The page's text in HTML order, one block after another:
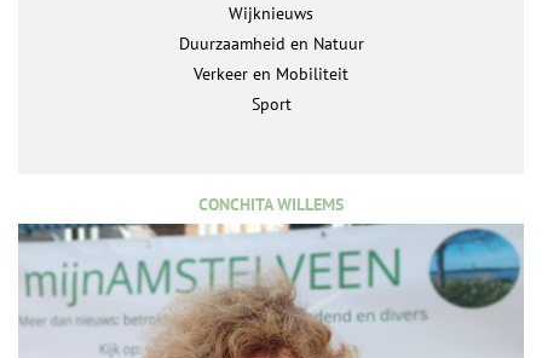
Wijknieuws
Duurzaamheid en Natuur
Verkeer en Mobiliteit
Sport
CONCHITA WILLEMS